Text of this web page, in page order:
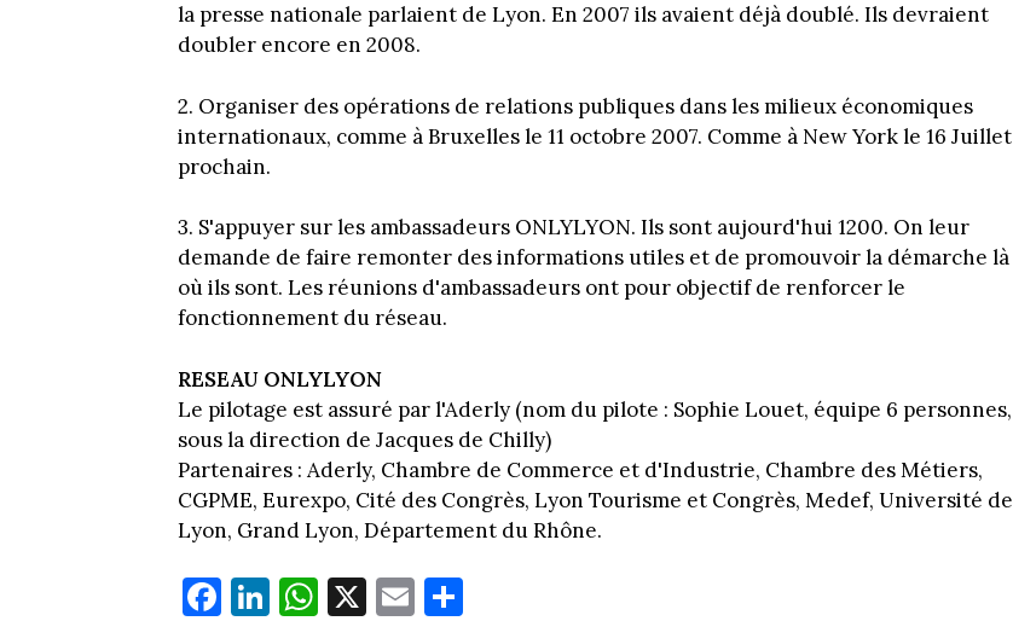
la presse nationale parlaient de Lyon. En 2007 ils avaient déjà doublé. Ils devraient
doubler encore en 2008.
2. Organiser des opérations de relations publiques dans les milieux économiques
internationaux, comme à Bruxelles le 11 octobre 2007. Comme à New York le 16 Juillet
prochain.
3. S'appuyer sur les ambassadeurs ONLYLYON. Ils sont aujourd'hui 1200. On leur
demande de faire remonter des informations utiles et de promouvoir la démarche là
où ils sont. Les réunions d'ambassadeurs ont pour objectif de renforcer le
fonctionnement du réseau.
RESEAU ONLYLYON
Le pilotage est assuré par l'Aderly (nom du pilote : Sophie Louet, équipe 6 personnes,
sous la direction de Jacques de Chilly)
Partenaires : Aderly, Chambre de Commerce et d'Industrie, Chambre des Métiers,
CGPME, Eurexpo, Cité des Congrès, Lyon Tourisme et Congrès, Medef, Université de
Lyon, Grand Lyon, Département du Rhône.
Fa Li W X E